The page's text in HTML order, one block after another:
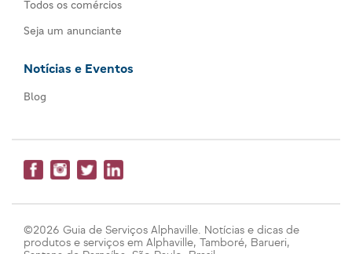
Todos os comércios
Seja um anunciante
Notícias e Eventos
Blog
©2026 Guia de Serviços Alphaville. Notícias e dicas de
produtos e serviços em Alphaville, Tamboré, Barueri,